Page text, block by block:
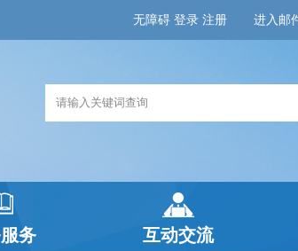
进入邮
无障碍 登录 注册
务 互动交流